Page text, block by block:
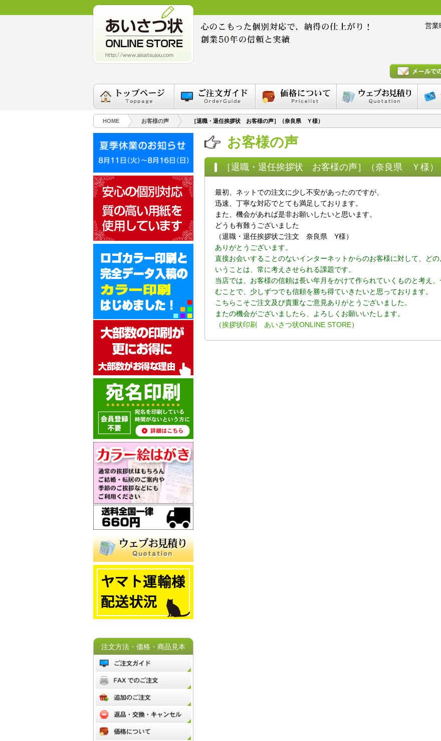
営業
HOME お客様の声 ［退職・退任挨拶状 お客様の声］（奈良県 Ｙ様）
お客様の声
［退職・退任挨拶状 お客様の声］（奈良県 Ｙ様）
最初、ネットでの注文に少し不安があったのですが、
迅速、丁寧な対応でとても満足しております。
また、機会があれば是非お願いしたいと思います。
どうも有難うございました
（退職・退任挨拶状ご注文 奈良県 Y様）
ありがとうございます。
直接お会いすることのないインターネットからのお客様に対して、ど
いうことは、常に考えさせられる課題です。
当店では、お客様の信頼は長い年月をかけて作られていくものと考え
むことで、少しずつでも信頼を勝ち得ていきたいと思っております。
こちらこそご注文及び貴重なご意見ありがとうございました。
またの機会がございましたら、よろしくお願いいたします。
（挨拶状印刷 あいさつ状ONLINE STORE）
注文方法・価格・商品見本